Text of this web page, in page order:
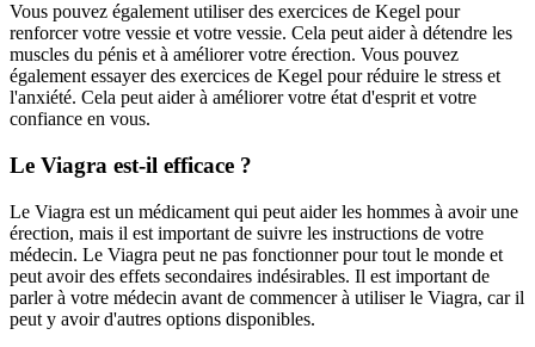
Vous pouvez également utiliser des exercices de Kegel pour
renforcer votre vessie et votre vessie. Cela peut aider à détendre les
muscles du pénis et à améliorer votre érection. Vous pouvez
également essayer des exercices de Kegel pour réduire le stress et
l'anxiété. Cela peut aider à améliorer votre état d'esprit et votre
confiance en vous.
Le Viagra est-il efficace ?
Le Viagra est un médicament qui peut aider les hommes à avoir une
érection, mais il est important de suivre les instructions de votre
médecin. Le Viagra peut ne pas fonctionner pour tout le monde et
peut avoir des effets secondaires indésirables. Il est important de
parler à votre médecin avant de commencer à utiliser le Viagra, car il
peut y avoir d'autres options disponibles.